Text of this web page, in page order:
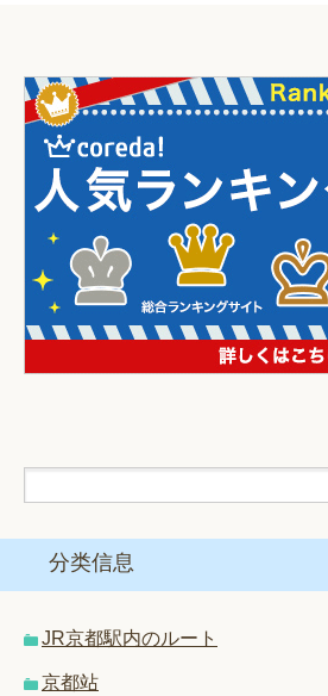
分类信息
JR京都駅内のルート
京都站